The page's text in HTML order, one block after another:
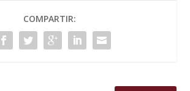
COMPARTIR: